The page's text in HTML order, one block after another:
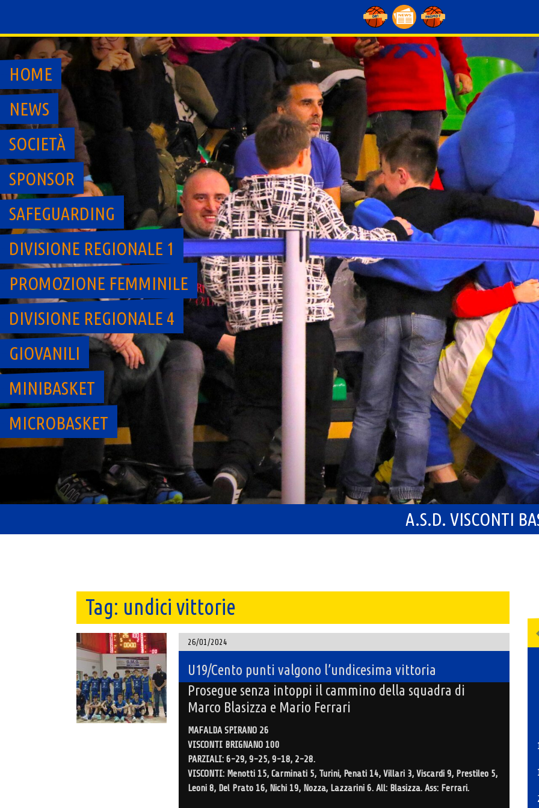
content
A.S.D. VISCONTI
HOME
NEWS
SOCIETÀ
SPONSOR
SAFEGUARDING
DIVISIONE REGIONALE 1
PROMOZIONE FEMMINILE
DIVISIONE REGIONALE 4
GIOVANILI
MINIBASKET
MICROBASKET
Tag: undici vittorie
26/01/2024
U19/Cento punti valgono l’undicesima vittoria
Prosegue senza intoppi il cammino della squadra di
Marco Blasizza e Mario Ferrari
MAFALDA SPIRANO 26
VISCONTI BRIGNANO 100
PARZIALI: 6-29, 9-25, 9-18, 2-28.
VISCONTI: Menotti 15, Carminati 5, Turini, Penati 14, Villari 3, Viscardi 9, Prestileo 5,
Leoni 8, Del Prato 16, Nichi 19, Nozza, Lazzarini 6. All: Blasizza. Ass: Ferrari.